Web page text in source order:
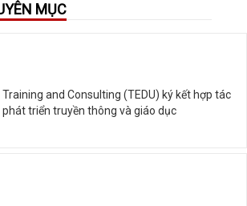
MỤC
and Consulting (TEDU) ký kết hợp tác
triển truyền thông và giáo dục